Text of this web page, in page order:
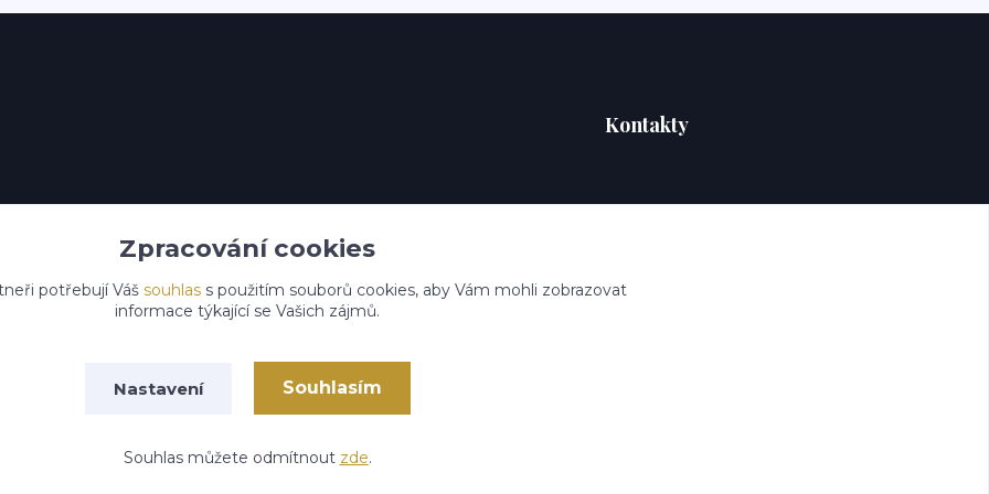
Kontakty
Zpracování cookies
potřebují Váš souhlass použitím souborů cookies, aby Vám mohli zobrazovat
informace týkající se Vašich zájmů.
Nastavení Souhlasím
Souhlas můžete odmítnout zde.